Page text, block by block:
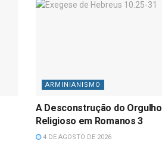
ARMINIANISMO
A Desconstrução do Orgulho
Religioso em Romanos 3
4 DE AGOSTO DE 2026